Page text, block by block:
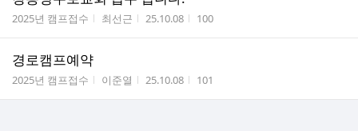
게시판명
2025년 캠프접수 작성자
최선근 작성시간
25.10.08 조회수
100
경로캠프예약
게시판명
2025년 캠프접수 작성자
이준열 작성시간
25.10.08 조회수
101